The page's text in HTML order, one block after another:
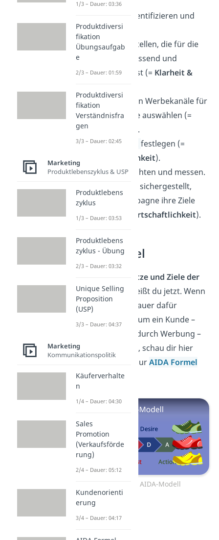
Zielgruppe identifizieren und
analysieren.
Botschaft erstellen, die für die
Zielgruppe passend und
verständlich ist (= Klarheit &
Die geeigneten Werbekanäle für
die Kampagne auswählen (=
Wirksamkeit
).
Werbebudget festlegen (=
Wirtschaftlichkeit).
Erfolg beobachten und messen.
Dadurch wird sichergestellt,
dass die Kampagne ihre Ziele
erreicht (=
Wirtschaftlichkeit).
AIDA Formel
Grundsätze und Ziele der
Werbungsind, weißt du jetzt. Wenn
du dich noch genauer dafür
interessierst, warum ein Kunde –
auch beeinflusst durch Werbung –
ein Produkt kauft, schau dir hier
unseren Beitrag zurAIDA Formel
an.
Zum Video: AIDA-Modell
1/3 – Dauer: 03:36
Produktdiversi
fikation
Übungsaufgab
e
2/3 – Dauer: 01:59
Produktdiversi
fikation
Verständnisfra
gen
3/3 – Dauer: 02:45
Marketing
Produktlebenszyklus & USP
Produktlebens
zyklus
1/3 – Dauer: 03:53
Produktlebens
zyklus - Übung
2/3 – Dauer: 03:32
Unique Selling
Proposition
(USP)
3/3 – Dauer: 04:37
Marketing
Kommunikationspolitik
Käuferverhalte
n
1/4 – Dauer: 04:30
Sales
Promotion
(Verkaufsförde
rung)
2/4 – Dauer: 05:12
Kundenorienti
erung
3/4 – Dauer: 04:17